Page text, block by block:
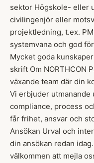
sektor Högskole- eller
civilingenjör eller
projektledning, t.ex.
systemvana och god
Mycket goda
skrift Om NORTHCON
växande team där din
Vi erbjuder utmanande
compliance, process
får frihet, ansvar och
Ansökan Urval och
din ansökan redan
välkommen att mejla